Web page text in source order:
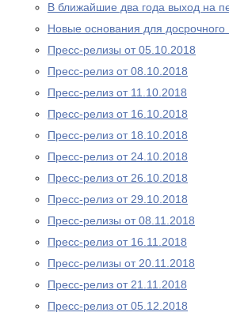
В ближайшие два года выход на
Новые основания для досрочного
Пресс-релизы от 05.10.2018
Пресс-релиз от 08.10.2018
Пресс-релиз от 11.10.2018
Пресс-релиз от 16.10.2018
Пресс-релиз от 18.10.2018
Пресс-релиз от 24.10.2018
Пресс-релиз от 26.10.2018
Пресс-релиз от 29.10.2018
Пресс-релизы от 08.11.2018
Пресс-релиз от 16.11.2018
Пресс-релизы от 20.11.2018
Пресс-релиз от 21.11.2018
Пресс-релиз от 05.12.2018